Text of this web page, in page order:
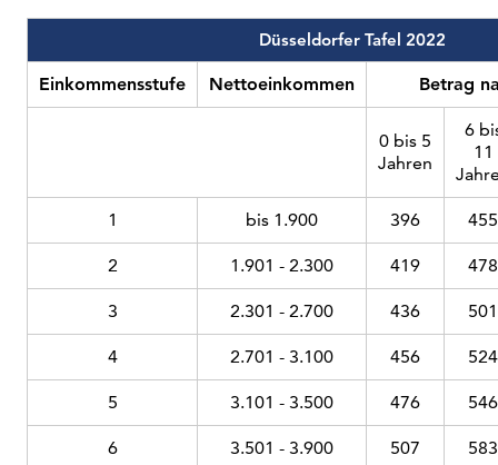
Düsseldorfer Tafel 2022
Einkommensstufe Nettoeinkommen Betrag
0 bis 5
Jahren
6
11
1 bis 1.900 396 455
2 1.901 - 2.300 419 478
3 2.301 - 2.700 436 501
4 2.701 - 3.100 456 524
5 3.101 - 3.500 476 546
6 3.501 - 3.900 507 583